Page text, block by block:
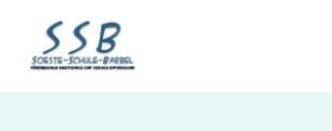
springen